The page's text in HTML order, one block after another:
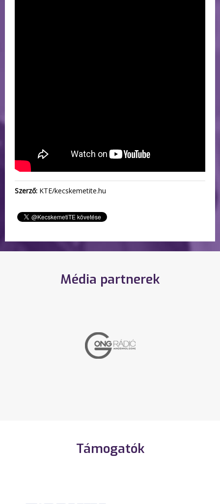
Szerző: KTE/kecskemetite.hu
Média partnerek
Támogatók